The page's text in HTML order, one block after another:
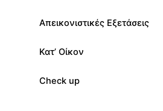
Απεικονιστικές Εξετάσεις
Κατ’ Οίκον
Check up